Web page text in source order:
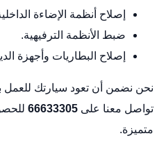
إصلاح أنظمة الإضاءة
ضبط الأنظمة الترفيهية.
إصلاح البطاريات وأجهزة
نحن نضمن أن تعود سيارتك للعمل
تواصل معنا على 66633305
متميزة.